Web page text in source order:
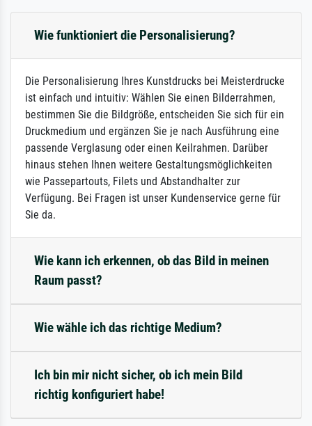
Wie funktioniert die Personalisierung?
Die Personalisierung Ihres Kunstdrucks bei Meisterdrucke
ist einfach und intuitiv: Wählen Sie einen Bilderrahmen,
bestimmen Sie die Bildgröße, entscheiden Sie sich für ein
Druckmedium und ergänzen Sie je nach Ausführung eine
passende Verglasung oder einen Keilrahmen. Darüber
hinaus stehen Ihnen weitere Gestaltungsmöglichkeiten
wie Passepartouts, Filets und Abstandhalter zur
Verfügung. Bei Fragen ist unser Kundenservice gerne für
Sie da.
Wie kann ich erkennen, ob das Bild in meinen
Raum passt?
Wie wähle ich das richtige Medium?
Ich bin mir nicht sicher, ob ich mein Bild
richtig konfiguriert habe!